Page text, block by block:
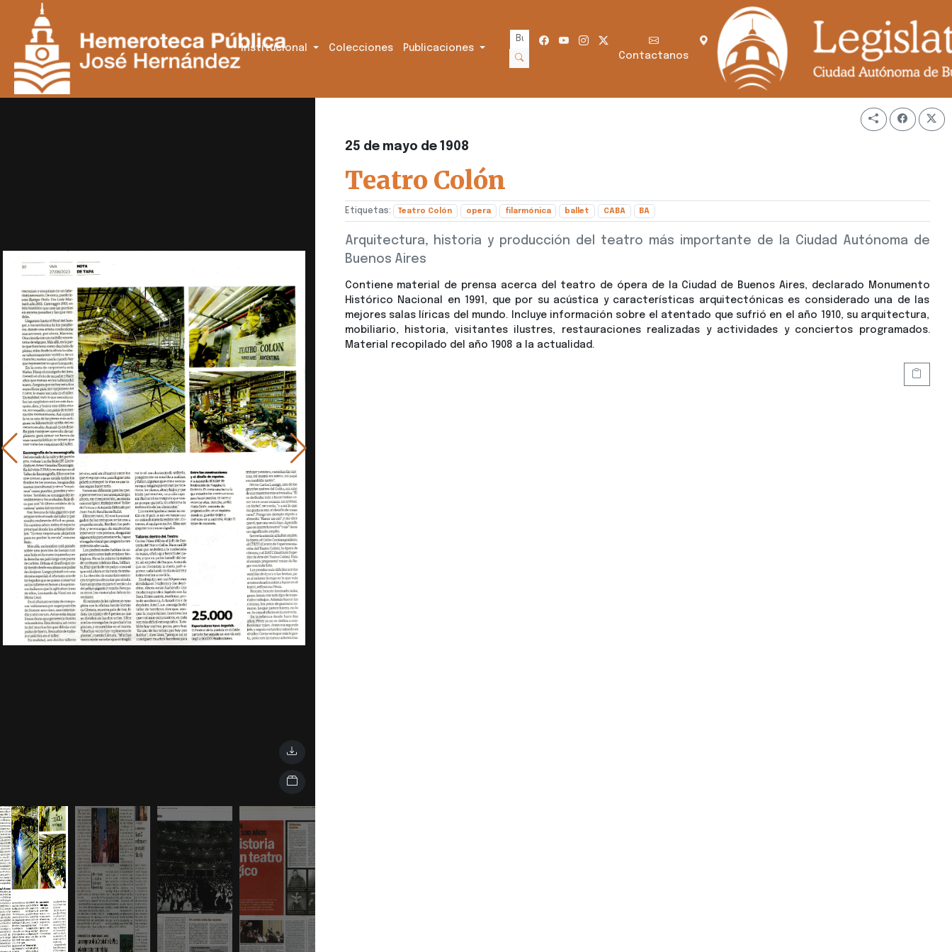
Institucional Colecciones Publicaciones
Contactanos
25 de mayo de 1908
Teatro Colón
Etiquetas: Teatro Colón opera filarmónica ballet CABA BA
Arquitectura, historia y producción del teatro más importante de la Ciudad Autónoma de
Buenos Aires
Contiene material de prensa acerca del teatro de ópera de la Ciudad de Buenos Aires, declarado Monumento
Histórico Nacional en 1991, que por su acústica y características arquitectónicas es considerado una de las
mejores salas líricas del mundo. Incluye información sobre el atentado que sufrió en el año 1910, su arquitectura,
mobiliario, historia, visitantes ilustres, restauraciones realizadas y actividades y conciertos programados.
Material recopilado del año 1908 a la actualidad.